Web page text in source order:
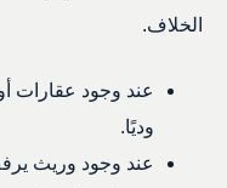
الخلاف.
عند وجود عقارات
وديًا.
عند وجود وريث